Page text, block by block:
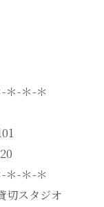
＊-＊-＊
＊-＊-＊
切スタジオ